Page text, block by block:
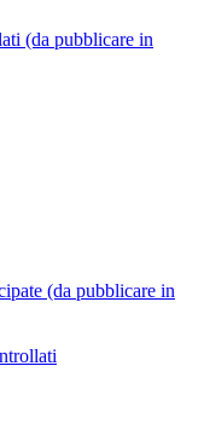
(da pubblicare in
(da pubblicare in